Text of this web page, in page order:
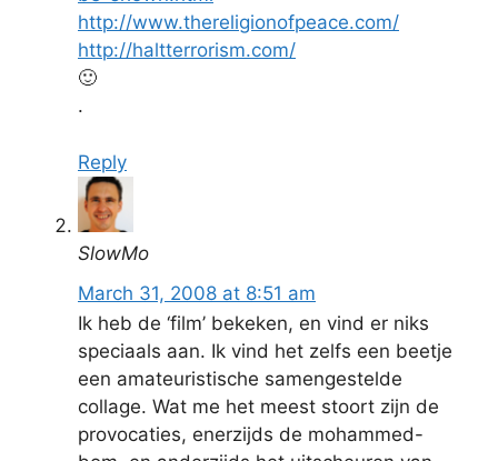
http://www.thereligionofpeace.com/
http://haltterrorism.com/
🙂
.
Reply
SlowMo
March 31, 2008 at 8:51 am
Ik heb de ‘film’ bekeken, en vind er niks
speciaals aan. Ik vind het zelfs een beetje
een amateuristische samengestelde
collage. Wat me het meest stoort zijn de
provocaties, enerzijds de mohammed-